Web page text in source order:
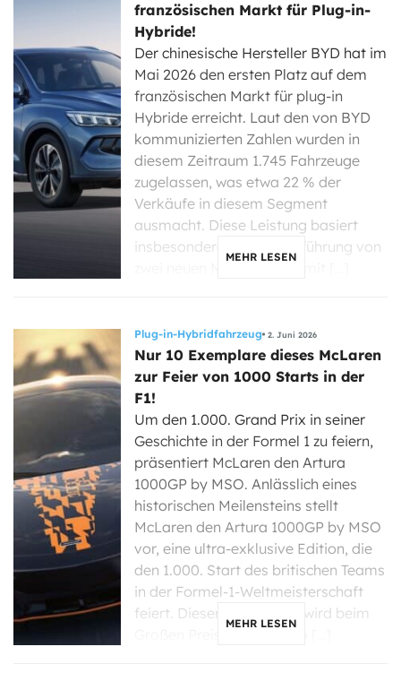
französischen Markt für Plug-in-
Hybride!
Der chinesische Hersteller BYD hat im
Mai 2026 den ersten Platz auf dem
französischen Markt für plug-in
Hybride erreicht. Laut den von BYD
kommunizierten Zahlen wurden in
diesem Zeitraum 1.745 Fahrzeuge
zugelassen, was etwa 22 % der
Verkäufe in diesem Segment
ausmacht. Diese Leistung basiert
insbesondere auf der Einführung von
MEHR LESEN
Plug-in-Hybridfahrzeug 2. Juni 2026
Nur 10 Exemplare dieses McLaren
zur Feier von 1000 Starts in der
F1!
Um den 1.000. Grand Prix in seiner
Geschichte in der Formel 1 zu feiern,
präsentiert McLaren den Artura
1000GP by MSO. Anlässlich eines
historischen Meilensteins stellt
McLaren den Artura 1000GP by MSO
vor, eine ultra-exklusive Edition, die
den 1.000. Start des britischen Teams
in der Formel-1-Weltmeisterschaft
feiert. Dieser Meilenstein wird beim
MEHR LESEN